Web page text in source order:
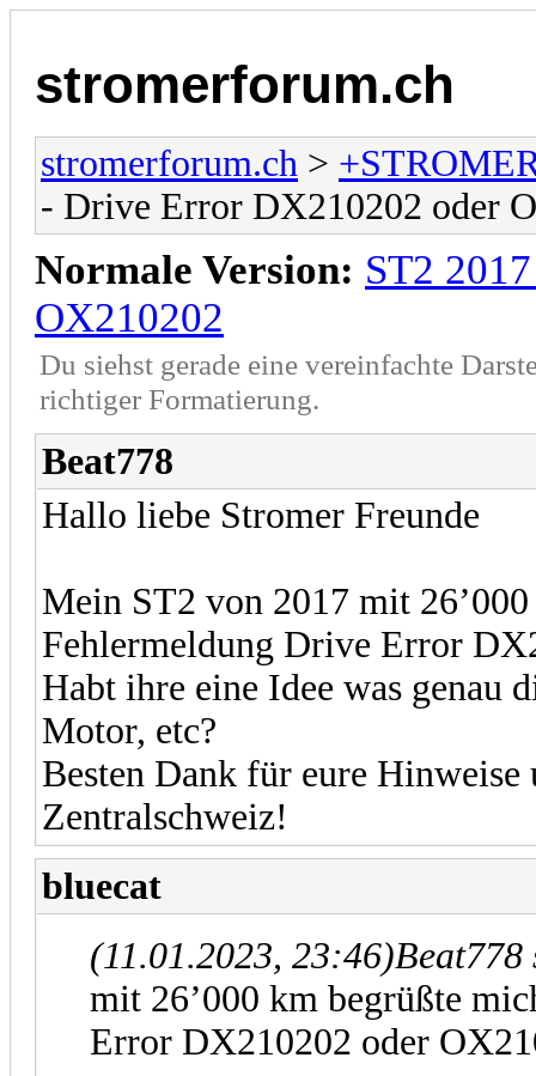
stromerforum.ch
stromerforum.ch >
- Drive Error DX210202 oder
Normale Version: ST2
OX210202
Du siehst gerade eine vereinfachte
richtiger Formatierung.
Beat778
Hallo liebe Stromer Freunde
Mein ST2 von 2017 mit
Fehlermeldung Drive Error
Habt ihre eine Idee was genau
Motor, etc?
Besten Dank für eure Hinweise
Zentralschweiz!
bluecat
(11.01.2023, 23:46)
mit 26’000 km begrüßte
Error DX210202 oder